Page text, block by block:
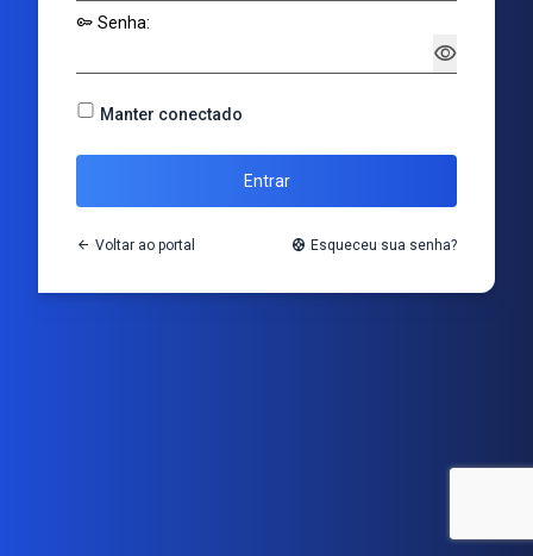
key Senha:
visibility
Manter conectado
Entrar
arrow_back Voltar ao portal support Esqueceu sua senha?